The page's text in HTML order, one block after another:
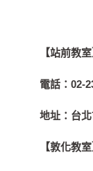
【站前教室
電話：02-
地址： 台
【敦化教室